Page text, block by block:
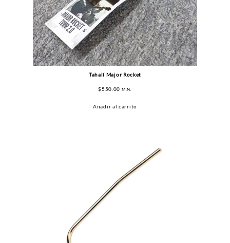
Tahalí Major Rocket
$550.00 M.N.
Añadir al carrito